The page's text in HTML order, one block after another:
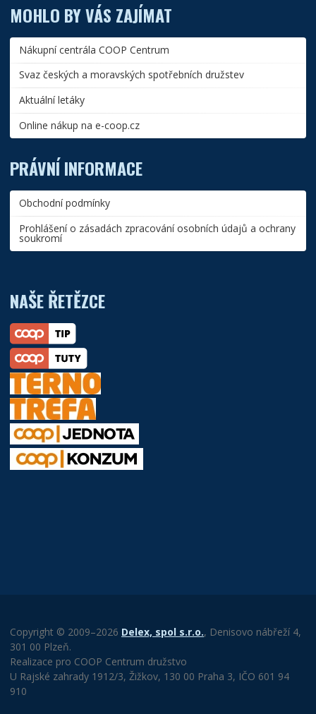
MOHLO BY VÁS ZAJÍMAT
Nákupní centrála COOP Centrum
Svaz českých a moravských spotřebních družstev
Aktuální letáky
Online nákup na e-coop.cz
PRÁVNÍ INFORMACE
Obchodní podmínky
Prohlášení o zásadách zpracování osobních údajů a ochrany
soukromí
NAŠE ŘETĚZCE
Copyright © 2009–2026 Delex, spol s.r.o., Denisovo nábřeží 4,
301 00 Plzeň.
Realizace pro COOP Centrum družstvo
U Rajské zahrady 1912/3, Žižkov, 130 00 Praha 3, IČO 601 94
910